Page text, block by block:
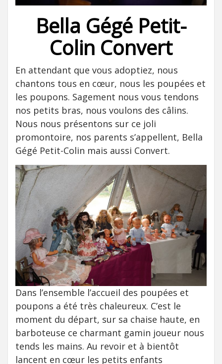
Bella Gégé Petit-
Colin Convert
En attendant que vous adoptiez, nous
chantons tous en cœur, nous les poupées et
les poupons. Sagement nous vous tendons
nos petits bras, nous voulons des câlins.
Nous nous présentons sur ce joli
promontoire, nos parents s’appellent, Bella
Gégé Petit-Colin mais aussi Convert.
Dans l’ensemble l’accueil des poupées et
poupons a été très chaleureux. C’est le
moment du départ, sur sa chaise haute, en
barboteuse ce charmant gamin joueur nous
tends les mains. Au revoir et à bientôt
lancent en cœur les petits enfants